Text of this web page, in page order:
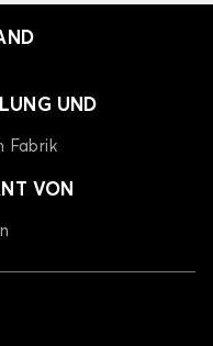
UND
Fabrik
VON